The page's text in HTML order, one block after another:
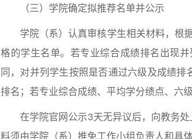
（三）学院确定拟推荐名单并公示
学院（系）认真审核学生相关材料，根
格的学生名单。若专业综合成绩排名出现
同，对并列学生按照是否通过六级及成绩
排名；若专业综合成绩、平均学分绩点、六
在学院官网公示3天无异议后，向教务
料须由学院（系）推免工作小组负责人和具